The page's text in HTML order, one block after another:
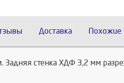
Доставка Похожие
стенка ХДФ 3,2 мм